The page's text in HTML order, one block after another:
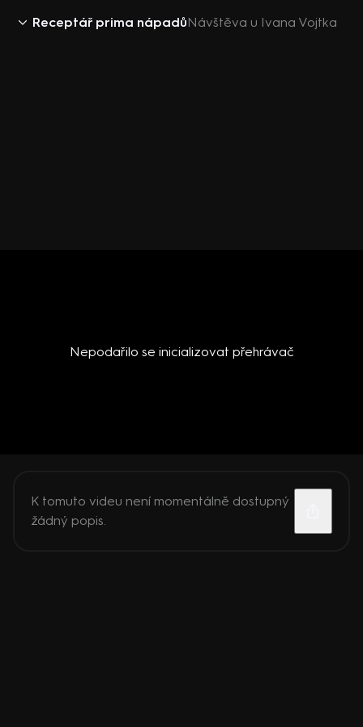
Receptář prima nápadůNávštěva u Ivana Vojtka
Nepodařilo se inicializovat přehrávač
K tomuto videu není momentálně dostupný
žádný popis.